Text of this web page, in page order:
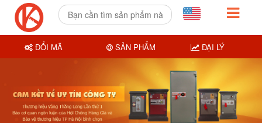
ĐỔI MÃ SẢN PHẨM ĐẠI LÝ